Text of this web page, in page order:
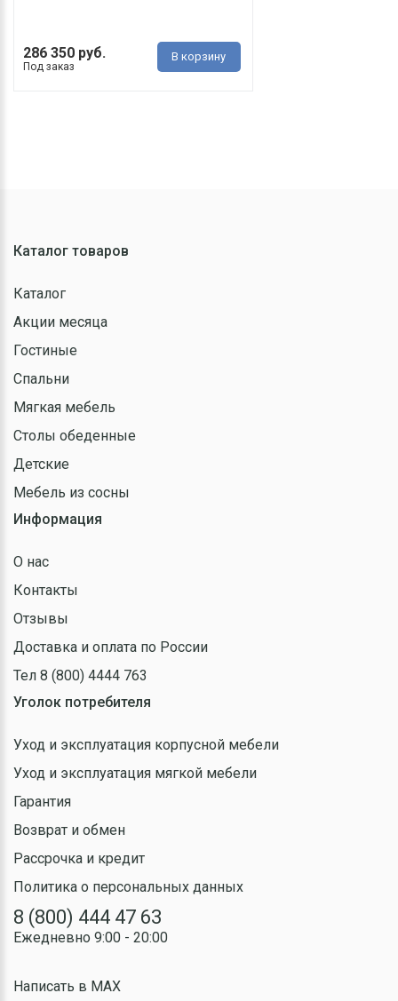
286 350 руб.
Под заказ
В корзину
Каталог товаров
Каталог
Акции месяца
Гостиные
Спальни
Мягкая мебель
Столы обеденные
Детские
Мебель из сосны
Информация
О нас
Контакты
Отзывы
Доставка и оплата по России
Тел 8 (800) 4444 763
Уголок потребителя
Уход и эксплуатация корпусной мебели
Уход и эксплуатация мягкой мебели
Гарантия
Возврат и обмен
Рассрочка и кредит
Политика о персональных данных
8 (800) 444 47 63
Ежедневно 9:00 - 20:00
Написать в MAX